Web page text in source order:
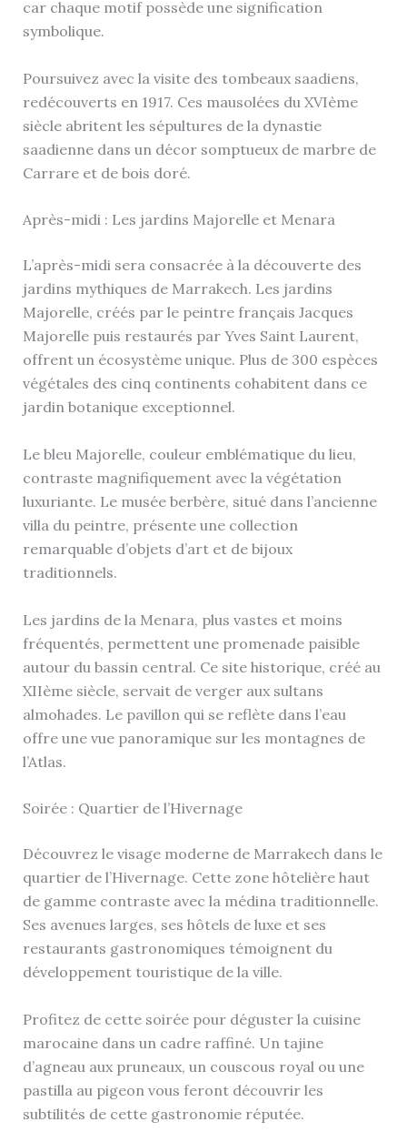
car chaque motif possède une signification
symbolique.
Poursuivez avec la visite des tombeaux saadiens,
redécouverts en 1917. Ces mausolées du XVIème
siècle abritent les sépultures de la dynastie
saadienne dans un décor somptueux de marbre de
Carrare et de bois doré.
Après-midi : Les jardins Majorelle et Menara
L’après-midi sera consacrée à la découverte des
jardins mythiques de Marrakech. Les jardins
Majorelle, créés par le peintre français Jacques
Majorelle puis restaurés par Yves Saint Laurent,
offrent un écosystème unique. Plus de 300 espèces
végétales des cinq continents cohabitent dans ce
jardin botanique exceptionnel.
Le bleu Majorelle, couleur emblématique du lieu,
contraste magnifiquement avec la végétation
luxuriante. Le musée berbère, situé dans l’ancienne
villa du peintre, présente une collection
remarquable d’objets d’art et de bijoux
traditionnels.
Les jardins de la Menara, plus vastes et moins
fréquentés, permettent une promenade paisible
autour du bassin central. Ce site historique, créé au
XIIème siècle, servait de verger aux sultans
almohades. Le pavillon qui se reflète dans l’eau
offre une vue panoramique sur les montagnes de
l’Atlas.
Soirée : Quartier de l’Hivernage
Découvrez le visage moderne de Marrakech dans le
quartier de l’Hivernage. Cette zone hôtelière haut
de gamme contraste avec la médina traditionnelle.
Ses avenues larges, ses hôtels de luxe et ses
restaurants gastronomiques témoignent du
développement touristique de la ville.
Profitez de cette soirée pour déguster la cuisine
marocaine dans un cadre raffiné. Un tajine
d’agneau aux pruneaux, un couscous royal ou une
pastilla au pigeon vous feront découvrir les
subtilités de cette gastronomie réputée.